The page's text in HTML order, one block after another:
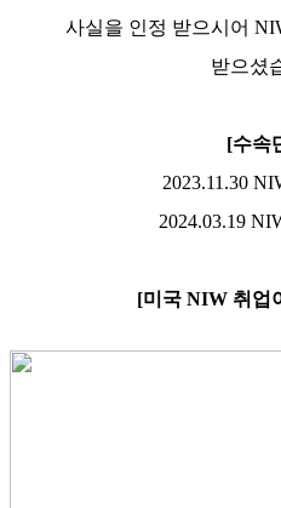
사실을 인정 받으시어
받으셨
[수속
2023.11.30
2024.03.19
[미국NIW 취업